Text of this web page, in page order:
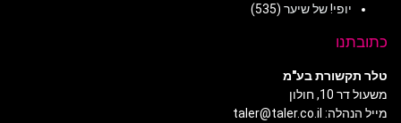
יופי! של שיער (535)
כתובתנו
טלר תקשורת בע"מ
משעול דר 10, חולון
מייל הנהלה: taler@taler.co.il